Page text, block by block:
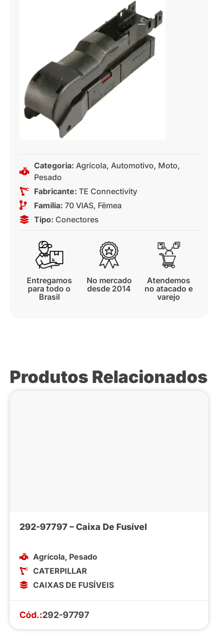
Categoria: Agrícola, Automotivo, Moto,
Pesado
Fabricante: TE Connectivity
Família: 70 VIAS, Fêmea
Tipo: Conectores
Entregamos
para todo o
Brasil
No mercado
desde 2014
Atendemos
no atacado e
varejo
Produtos Relacionados
292-97797 – Caixa De Fusível
Agrícola, Pesado
CATERPILLAR
CAIXAS DE FUSÍVEIS
Cód.:292-97797